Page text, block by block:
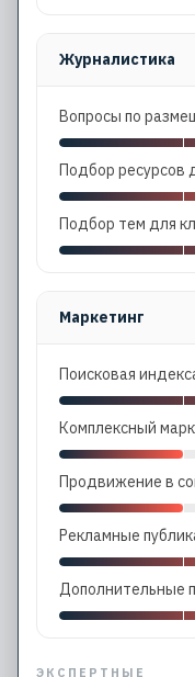
Журналистика
Вопросы по
Подбор ресурсов
Подбор тем для
Маркетинг
Поисковая
Комплексный
Продвижение в
Рекламные
Дополнительные
ЭКСПЕРТНЫЕ